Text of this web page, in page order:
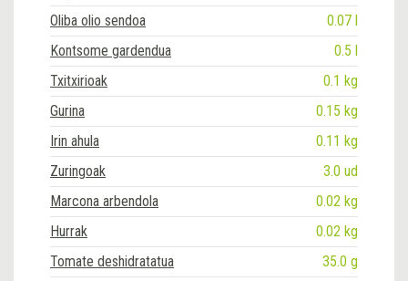
Oliba olio sendoa
0.07 l
Kontsome gardendua
0.5 l
Txitxirioak
0.1 kg
Gurina
0.15 kg
Irin ahula
0.11 kg
Zuringoak
3.0 ud
Marcona arbendola
0.02 kg
Hurrak
0.02 kg
Tomate deshidratatua
35.0 g